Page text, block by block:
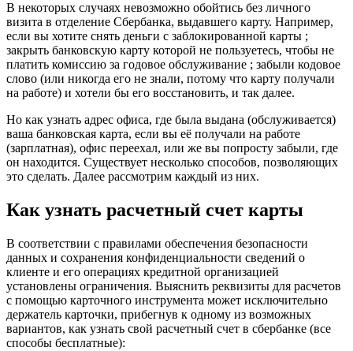
В некоторых случаях невозможно обойтись без личного
визита в отделение Сбербанка, выдавшего карту. Например,
если вы хотите снять деньги с заблокированной карты ;
закрыть банковскую карту которой не пользуетесь, чтобы не
платить комиссию за годовое обслуживание ; забыли кодовое
слово (или никогда его не знали, потому что карту получали
на работе) и хотели бы его восстановить, и так далее.
Но как узнать адрес офиса, где была выдана (обслуживается)
ваша банковская карта, если вы её получали на работе
(зарплатная), офис переехал, или же вы попросту забыли, где
он находится. Существует несколько способов, позволяющих
это сделать. Далее рассмотрим каждый из них.
Как узнать расчетный счет карты
В соответствии с правилами обеспечения безопасности
данных и сохранения конфиденциальности сведений о
клиенте и его операциях кредитной организацией
установлены ограничения. Выяснить реквизиты для расчетов
с помощью карточного инструмента может исключительно
держатель карточки, прибегнув к одному из возможных
вариантов, как узнать свой расчетный счет в сбербанке (все
способы бесплатные):